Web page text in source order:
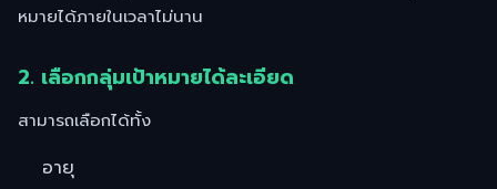
หมายได้ภายในเวลาไม่นาน
2. เลือกกลุ่มเป้าหมายได้ละเอียด
สามารถเลือกได้ทั้ง
อายุ